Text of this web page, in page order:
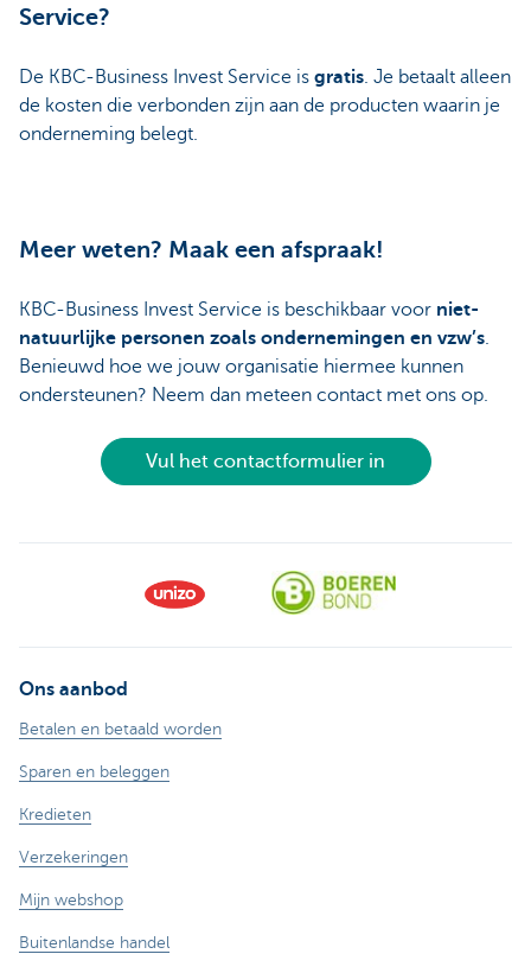
Service?
De KBC-Business Invest Service is gratis. Je betaalt alleen
de kosten die verbonden zijn aan de producten waarin je
onderneming belegt.
Meer weten? Maak een afspraak!
KBC-Business Invest Service is beschikbaar voor niet-
natuurlijke personen zoals ondernemingen en vzw’s.
Benieuwd hoe we jouw organisatie hiermee kunnen
ondersteunen? Neem dan meteen contact met ons op.
Vul het contactformulier in
Ons aanbod
Betalen en betaald worden
Sparen en beleggen
Kredieten
Verzekeringen
Mijn webshop
Buitenlandse handel